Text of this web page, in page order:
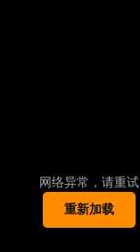
网络异常，请重试
重新加载